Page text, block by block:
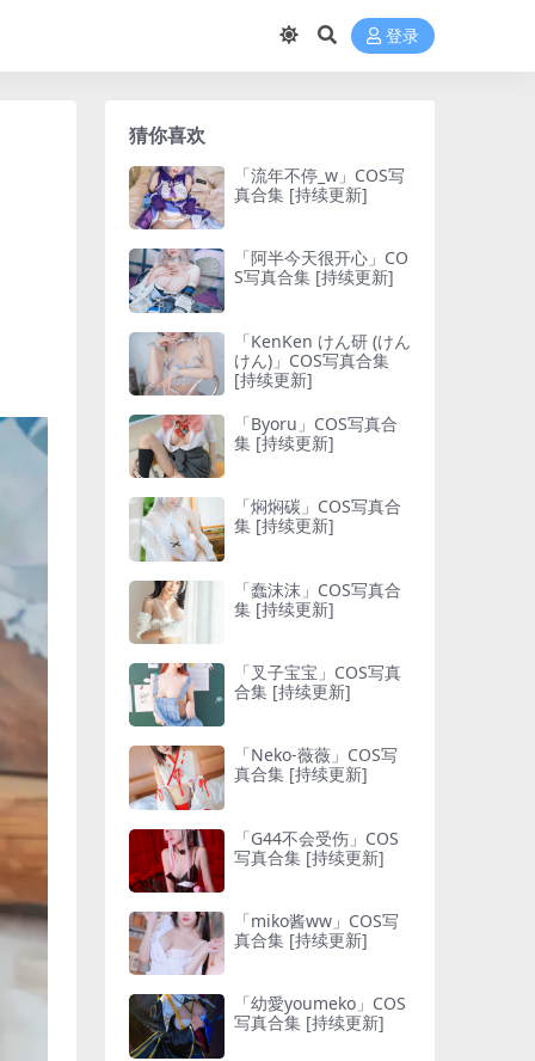
登录
猜你喜欢
「流年不停_w」COS写
真合集 [持续更新]
「阿半今天很开心」CO
S写真合集 [持续更新]
「KenKen けん研 (けん
けん)」COS写真合集
[持续更新]
「Byoru」COS写真合
集 [持续更新]
「焖焖碳」COS写真合
集 [持续更新]
「蠢沫沫」COS写真合
集 [持续更新]
「叉子宝宝」COS写真
合集 [持续更新]
「Neko-薇薇」COS写
真合集 [持续更新]
「G44不会受伤」COS
写真合集 [持续更新]
「miko酱ww」COS写
真合集 [持续更新]
「幼愛youmeko」COS
写真合集 [持续更新]